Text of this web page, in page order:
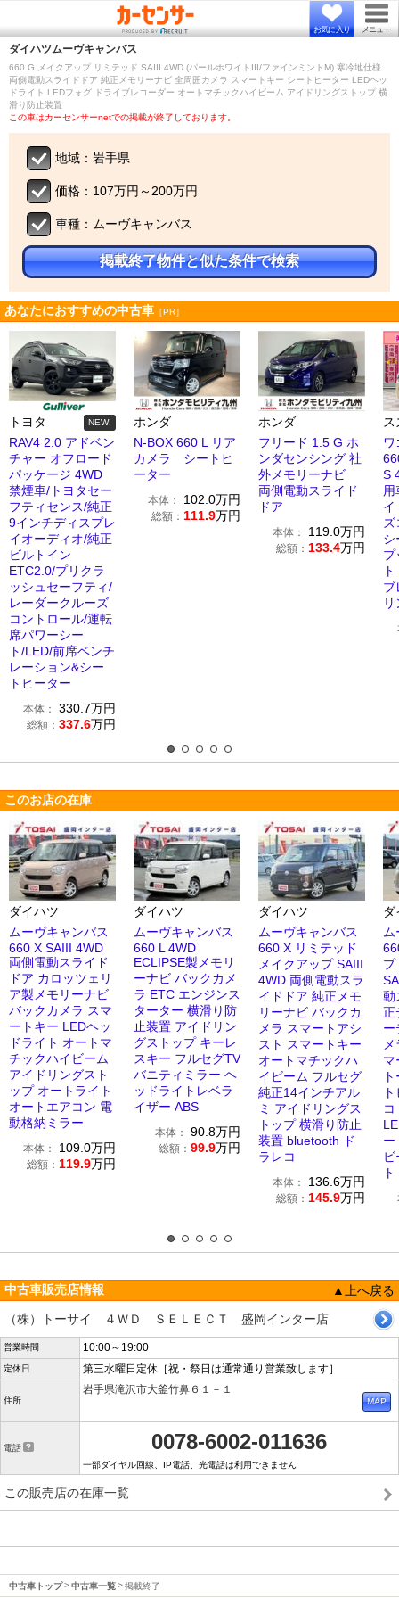
お気に入り メニュー
ダイハツムーヴキャンバス
660 G メイクアップ リミテッド SAIII 4WD (パールホワイトIII/ファインミントM) 寒冷地仕様
両側電動スライドドア 純正メモリーナビ 全周囲カメラ スマートキー シートヒーター LEDヘッ
ドライト LEDフォグ ドライブレコーダー オートマチックハイビーム アイドリングストップ 横
滑り防止装置
この車はカーセンサーnetでの掲載が終了しております。
地域：岩手県
価格：107万円～200万円
車種：ムーヴキャンバス
掲載終了物件と似た条件で検索
あなたにおすすめの中古車 ［PR］
トヨタ NEW!
RAV4 2.0 アドベン
チャー オフロード
パッケージ 4WD
禁煙車/トヨタセー
フティセンス/純正
9インチディスプレ
イオーディオ/純正
ビルトイン
ETC2.0/プリクラ
ッシュセーフティ/
レーダークルーズ
コントロール/運転
席パワーシー
ト/LED/前席ベンチ
レーション&シー
トヒーター
本体： 330.7万円
総額： 337.6万円
ホンダ
N-BOX 660 L リア
カメラ シートヒ
ーター
本体： 102.0万円
総額： 111.9万円
ホンダ
フリード 1.5 G ホ
ンダセンシング 社
外メモリーナビ
両側電動スライド
ドア
本体： 119.0万円
総額： 133.4万円
ス
ワ
S
プ
このお店の在庫
ダイハツ
ムーヴキャンバス
660 X SAIII 4WD
両側電動スライド
ドア カロッツェリ
ア製メモリーナビ
バックカメラ スマ
ートキー LEDヘッ
ドライト オートマ
チックハイビーム
アイドリングスト
ップ オートライト
オートエアコン 電
動格納ミラー
本体： 109.0万円
総額： 119.9万円
ダイハツ
ムーヴキャンバス
660 L 4WD
ECLIPSE製メモリ
ーナビ バックカメ
ラ ETC エンジンス
ターター 横滑り防
止装置 アイドリン
グストップ キーレ
スキー フルセグTV
バニティミラー ヘ
ッドライトレベラ
イザー ABS
本体： 90.8万円
総額： 99.9万円
ダイハツ
ムーヴキャンバス
660 X リミテッド
メイクアップ SAIII
4WD 両側電動スラ
イドドア 純正メモ
リーナビ バックカ
メラ スマートアシ
スト スマートキー
オートマチックハ
イビーム フルセグ
純正14インチアル
ミ アイドリングス
トップ 横滑り防止
装置 bluetooth ド
ラレコ
本体： 136.6万円
総額： 145.9万円
プ
動
正
ー
マ
ー
ト
中古車販売店情報
▲上へ戻る
（株）トーサイ ４ＷＤ ＳＥＬＥＣＴ 盛岡インター店
営業時間 10:00～19:00
定休日 第三水曜日定休［祝・祭日は通常通り営業致します］
住所
岩手県滝沢市大釜竹鼻６１－１
電話 0078-6002-011636
一部ダイヤル回線、IP電話、光電話は利用できません
この販売店の在庫一覧
中古車トップ 中古車一覧 掲載終了